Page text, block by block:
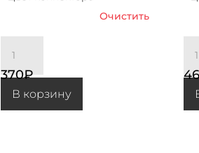
Очистить
В корзину
370₽